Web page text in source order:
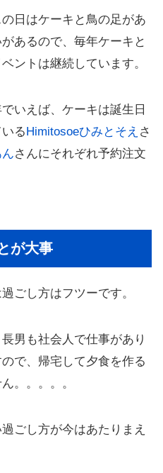
日はケーキと鳥の足があ
あるので、毎年ケーキと
ントは継続しています。
いえば、ケーキは誕生日
る Himitosoeひみとそえ さ
さんにそれぞれ予約注文
が大事
ごし方はフツーです。
男も社会人で仕事があり
で、帰宅して夕食を作る
。。。。。
ごし方が今はあたりまえ